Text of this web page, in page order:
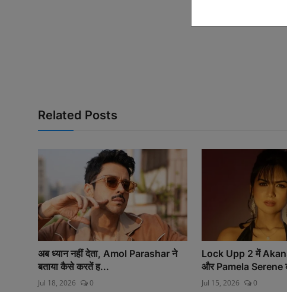
Related Posts
अब ध्यान नहीं देता, Amol Parashar ने
बताया कैसे करतें ह...
Jul 18, 2026 0
Lock Upp 2 में
और Pamela Serene
Jul 15, 2026 0